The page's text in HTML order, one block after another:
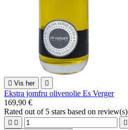
 Vis her 
Ekstra jomfru olivenolie Es Verger
169,90 €
Rated out of 5 stars based on review(s)
  